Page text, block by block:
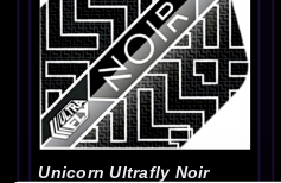
Unicorn Ultrafly Noir